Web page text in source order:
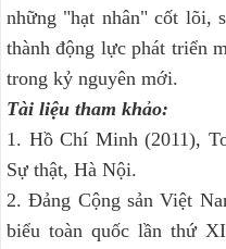
những "hạt nhân" cốt lõi,
thành động lực phát triển
trong kỷ nguyên mới.
Tài liệu tham khảo:
1. Hồ Chí Minh (2011),
Sự thật, Hà Nội.
2. Đảng Cộng sản Việt
biểu toàn quốc lần thứ